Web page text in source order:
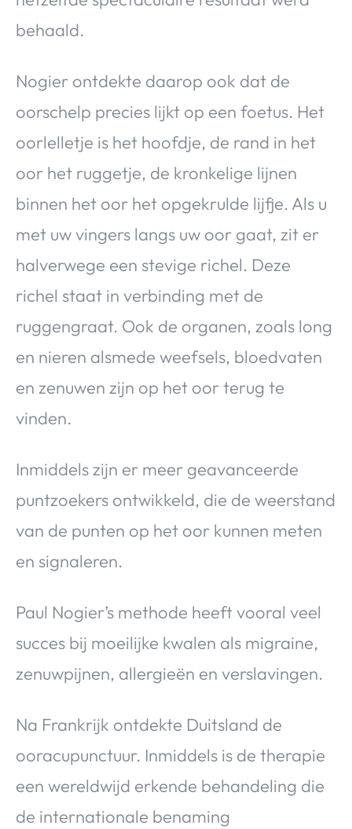
behaald.
Nogier ontdekte daarop ook dat de
oorschelp precies lijkt op een foetus. Het
oorlelletje is het hoofdje, de rand in het
oor het ruggetje, de kronkelige lijnen
binnen het oor het opgekrulde lijfje. Als u
met uw vingers langs uw oor gaat, zit er
halverwege een stevige richel. Deze
richel staat in verbinding met de
ruggengraat. Ook de organen, zoals long
en nieren alsmede weefsels, bloedvaten
en zenuwen zijn op het oor terug te
vinden.
Inmiddels zijn er meer geavanceerde
puntzoekers ontwikkeld, die de weerstand
van de punten op het oor kunnen meten
en signaleren.
Paul Nogier’s methode heeft vooral veel
succes bij moeilijke kwalen als migraine,
zenuwpijnen, allergieën en verslavingen.
Na Frankrijk ontdekte Duitsland de
ooracupunctuur. Inmiddels is de therapie
een wereldwijd erkende behandeling die
de internationale benaming